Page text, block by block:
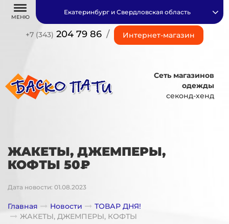
МЕНЮ
+7 (343) 204 79 86 / Интернет-магазин
Екатеринбург и Свердловская область
Сеть магазинов
одежды
секонд-хенд
ЖАКЕТЫ, ДЖЕМПЕРЫ,
КОФТЫ 50₽
Дата новости: 01.08.2023
Главная Новости
ТОВАР ДНЯ!
ЖАКЕТЫ, ДЖЕМПЕРЫ, КОФТЫ